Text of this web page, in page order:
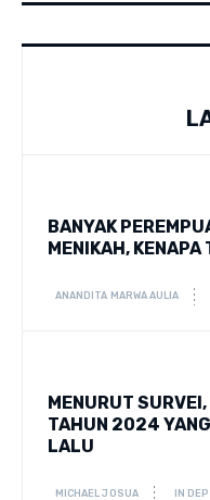
BANYAK
MENIKAH,
ANANDITA MARWA AULIA
MENURUT
TAHUN 2024
LALU
MICHAEL JOSUA IN